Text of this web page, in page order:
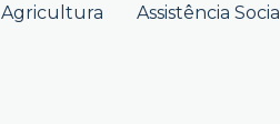
Agricultura Assistência Social